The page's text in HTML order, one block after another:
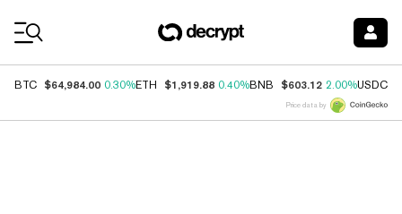
BTC $64,984.00 0.30%ETH $1,919.88 0.40%BNB $603.12 2.00%USDC
Price data by